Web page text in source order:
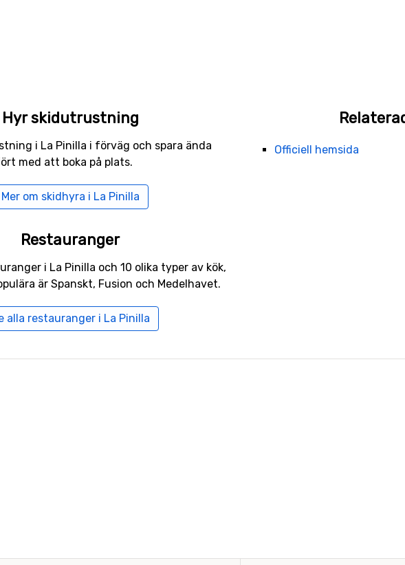
Hyr skidutrustning
i La Pinilla i förväg och spara ända
med att boka på plats.
Mer om skidhyra i La Pinilla
Restauranger
i La Pinilla och 10 olika typer av kök,
är Spanskt, Fusion och Medelhavet.
alla restauranger i La Pinilla
Officiell hemsida